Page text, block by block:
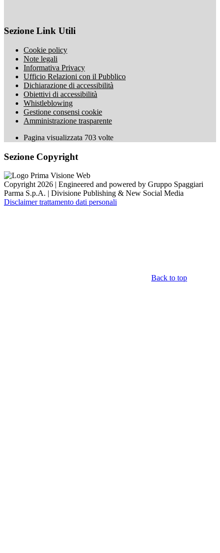
Sezione Link Utili
Cookie policy
Note legali
Informativa Privacy
Ufficio Relazioni con il Pubblico
Dichiarazione di accessibilità
Obiettivi di accessibilità
Whistleblowing
Gestione consensi cookie
Amministrazione trasparente
Pagina visualizzata 703 volte
Sezione Copyright
Copyright 2026 | Engineered and powered by Gruppo Spaggiari
Parma S.p.A. | Divisione Publishing & New Social Media
Disclaimer trattamento dati personali
Back to top